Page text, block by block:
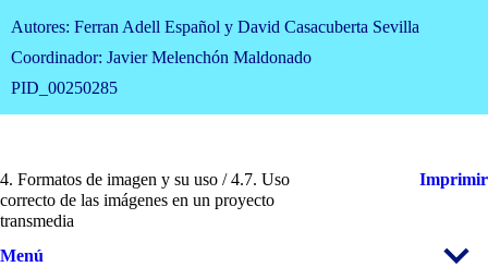
Autores: Ferran Adell Español y David Casacuberta Sevilla
Coordinador: Javier Melenchón Maldonado
PID_00250285
4. Formatos de imagen y su uso / 4.7. Uso
correcto de las imágenes en un proyecto
transmedia
Imprimir
Menú